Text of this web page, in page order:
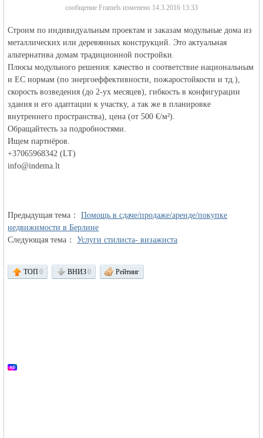
объявления в
сообщение Framels изменено 14.3.2016 13:33
Строим по индивидуальным проектам и заказам модульные дома из
металлических или деревянных конструкций. Это актуальная
альтернатива домам традиционной постройки.
Плюсы модульного решения: качество и соответствие национальным
и ЕС нормам (по энергоеффективности, пожаростойкости и тд.),
скорость возведения (до 2-ух месяцев), гибкость в конфигурации
здания и его адаптации к участку, а так же в планировке
внутреннего пространства), цена (от 500 €/м²).
Обращайтесть за подробностями.
Ищем партнёров.
+37065968342 (LT)
info@indema.lt
Предыдущая тема：Помощь в сдаче/продаже/аренде/покупке
недвижимости в Берлине
Следующая тема：Услуги стилиста- визажиста
ТОП0 ВНИЗ0 Рейтинг